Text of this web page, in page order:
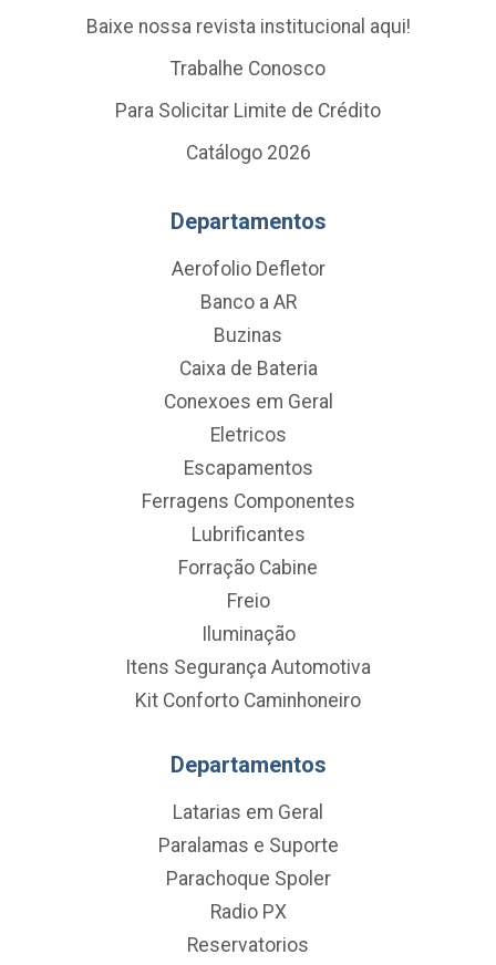
Baixe nossa revista institucional aqui!
Trabalhe Conosco
Para Solicitar Limite de Crédito
Catálogo 2026
Departamentos
Aerofolio Defletor
Banco a AR
Buzinas
Caixa de Bateria
Conexoes em Geral
Eletricos
Escapamentos
Ferragens Componentes
Lubrificantes
Forração Cabine
Freio
Iluminação
Itens Segurança Automotiva
Kit Conforto Caminhoneiro
Departamentos
Latarias em Geral
Paralamas e Suporte
Parachoque Spoler
Radio PX
Reservatorios